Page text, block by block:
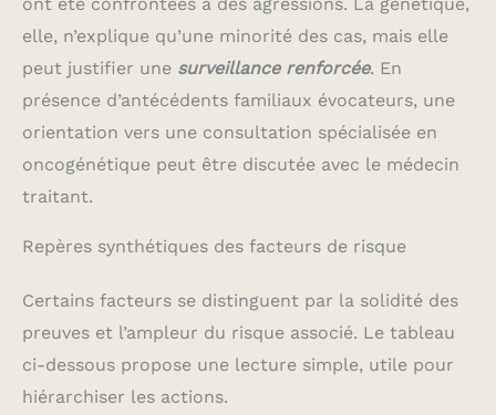
ont été confrontées à des agressions. La génétique,
elle, n’explique qu’une minorité des cas, mais elle
peut justifier une surveillance renforcée. En
présence d’antécédents familiaux évocateurs, une
orientation vers une consultation spécialisée en
oncogénétique peut être discutée avec le médecin
traitant.
Repères synthétiques des facteurs de risque
Certains facteurs se distinguent par la solidité des
preuves et l’ampleur du risque associé. Le tableau
ci-dessous propose une lecture simple, utile pour
hiérarchiser les actions.